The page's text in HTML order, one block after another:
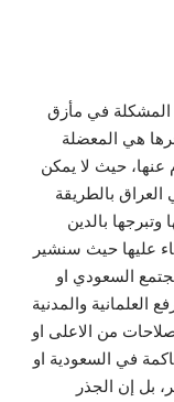
المشكلة في مأزق
هي المعضلة
عنها، حيث لا يمكن
بالطريقة
وتبرجها بالدين
عليها حيث سنشير
السعودي او
العلمانية والمدنية
من الاعلى او
في السعودية او
بل إن الجذر